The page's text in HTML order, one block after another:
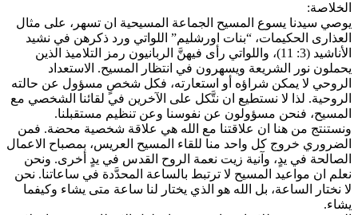
الخلاصة:
يوصي سيدنا يسوع المسيح الجماعة المسيحية ان تسهر، على مثال
العذارى الحكيمات، “بنات اورشليم” اللواتي ورد ذكرهن في نشيد
الأناشيد (3: 11)، واللواتي رأى فيهنَّ الربانيون رمز التلاميذ الذين
يحملون نور الشريعة ويسهرون في انتظار المسيح. الاستعداد
الروحي لا يمكن شراؤه أو استعارته، فكل شخصٍ مسؤول عن حالته
الروحية. لذا لا نستطيع ان نتَّكل على الآخرين في لقائنا الشخصي مع
المسيح، فنحن مسؤولون عن نفوسنا وعن تنظيم مستقبلنا.
ونستنتج من هنا ان علاقتنا مع الله هي علاقة شخصية محضة. فمن
الضروري خروج كل واحد منا للقاء المسيح العريس، بمصباح الاعمال
الصالحة في يدٍ، وآنية زيت نعمة الروح القدس في يدٍ أخرى. ونحن
نعلم ان مواعيد المسيح لا ترتبط بالساعة المحدَّدة في ساعاتنا. نحن
لا نختار الساعة، بل الله هو الذي يختار لنا ساعة متى يشاء وكيفما
يشاء.